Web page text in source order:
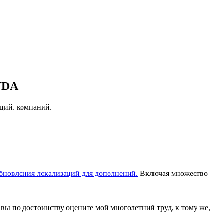
компаний.
локализаций для дополнений. Включая множество
по достоинству оцените мой многолетний труд, к тому же,